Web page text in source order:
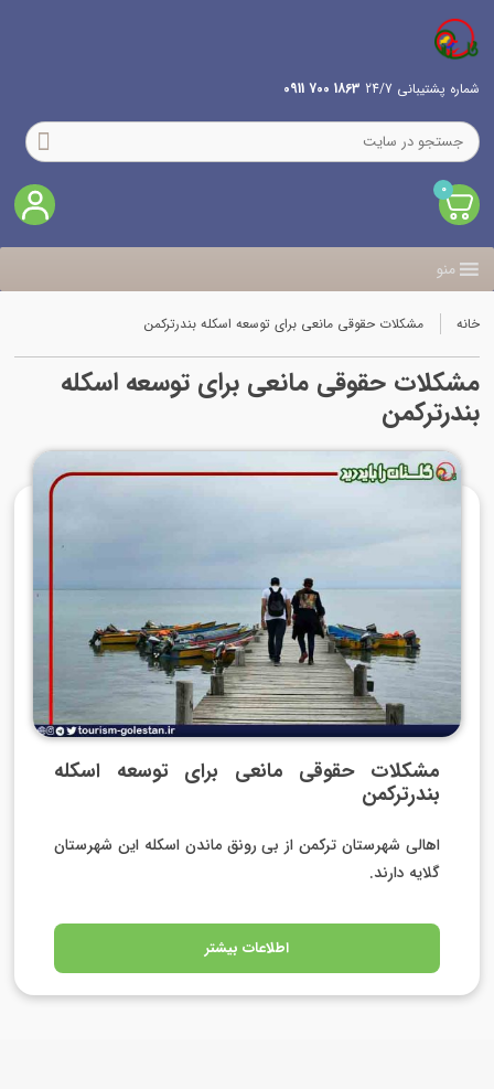
شماره پشتیبانی 24/7 1863 700 0911
0
منو
خانه مشکلات حقوقی مانعی برای توسعه اسکله بندرترکمن
مشکلات حقوقی مانعی برای توسعه اسکله
بندرترکمن
مشکلات حقوقی مانعی برای توسعه اسکله
بندرترکمن
اهالی شهرستان ترکمن از بی رونق ماندن اسکله این شهرستان
گلایه دارند.
اطلاعات بیشتر